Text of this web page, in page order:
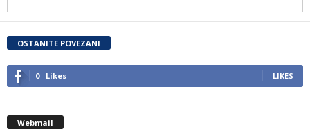
OSTANITE POVEZANI
0 Likes LIKES
Webmail